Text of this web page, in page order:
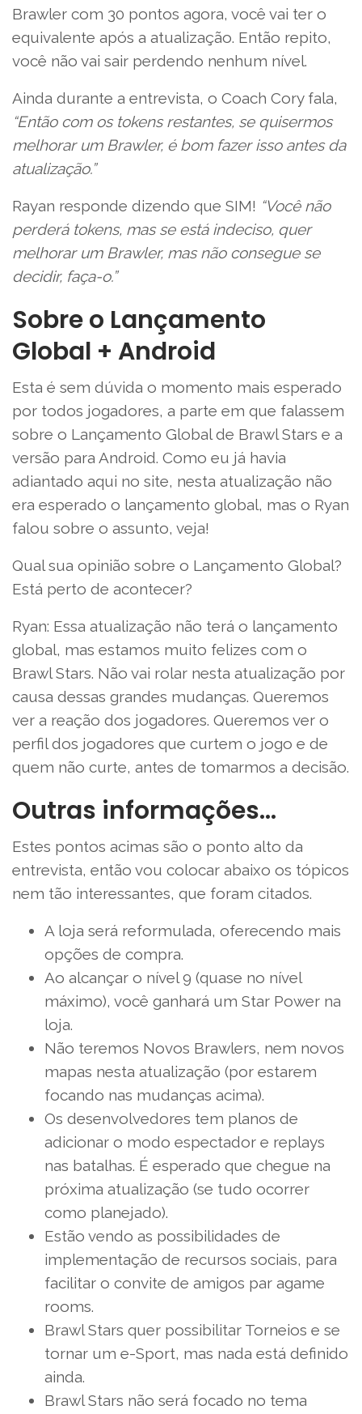
Brawler com 30 pontos agora, você vai ter o
equivalente após a atualização. Então repito,
você não vai sair perdendo nenhum nível.
Ainda durante a entrevista, o Coach Cory fala,
“Então com os tokens restantes, se quisermos
melhorar um Brawler, é bom fazer isso antes da
atualização.”
Rayan responde dizendo que SIM! “Você não
perderá tokens, mas se está indeciso, quer
melhorar um Brawler, mas não consegue se
decidir, faça-o.”
Sobre o Lançamento
Global + Android
Esta é sem dúvida o momento mais esperado
por todos jogadores, a parte em que falassem
sobre o Lançamento Global de Brawl Stars e a
versão para Android. Como eu já havia
adiantado aqui no site, nesta atualização não
era esperado o lançamento global, mas o Ryan
falou sobre o assunto, veja!
Qual sua opinião sobre o Lançamento Global?
Está perto de acontecer?
Ryan: Essa atualização não terá o lançamento
global, mas estamos muito felizes com o
Brawl Stars. Não vai rolar nesta atualização por
causa dessas grandes mudanças. Queremos
ver a reação dos jogadores. Queremos ver o
perfil dos jogadores que curtem o jogo e de
quem não curte, antes de tomarmos a decisão.
Outras informações…
Estes pontos acimas são o ponto alto da
entrevista, então vou colocar abaixo os tópicos
nem tão interessantes, que foram citados.
A loja será reformulada, oferecendo mais
opções de compra.
Ao alcançar o nível 9 (quase no nível
máximo), você ganhará um Star Power na
loja.
Não teremos Novos Brawlers, nem novos
mapas nesta atualização (por estarem
focando nas mudanças acima).
Os desenvolvedores tem planos de
adicionar o modo espectador e replays
nas batalhas. É esperado que chegue na
próxima atualização (se tudo ocorrer
como planejado).
Estão vendo as possibilidades de
implementação de recursos sociais, para
facilitar o convite de amigos par agame
rooms.
Brawl Stars quer possibilitar Torneios e se
tornar um e-Sport, mas nada está definido
ainda.
Brawl Stars não será focado no tema